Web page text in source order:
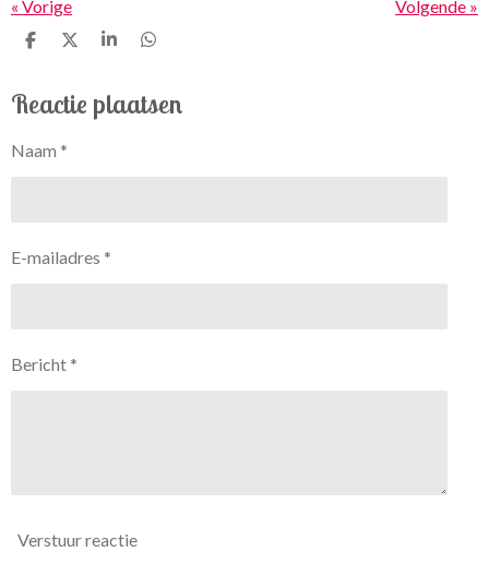
« Vorige Volgende »
D
e
n
D
l
S
r
e
D
e
n
Reactie plaatsen
Naam *
E-mailadres *
Bericht *
Verstuur reactie